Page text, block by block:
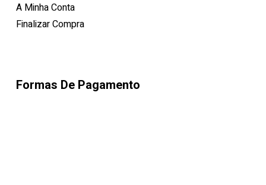
A Minha Conta
Finalizar Compra
Formas De Pagamento